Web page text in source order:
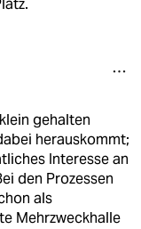
gehalten
herauskommt;
Interesse an
den Prozessen
als
Mehrzweckhalle